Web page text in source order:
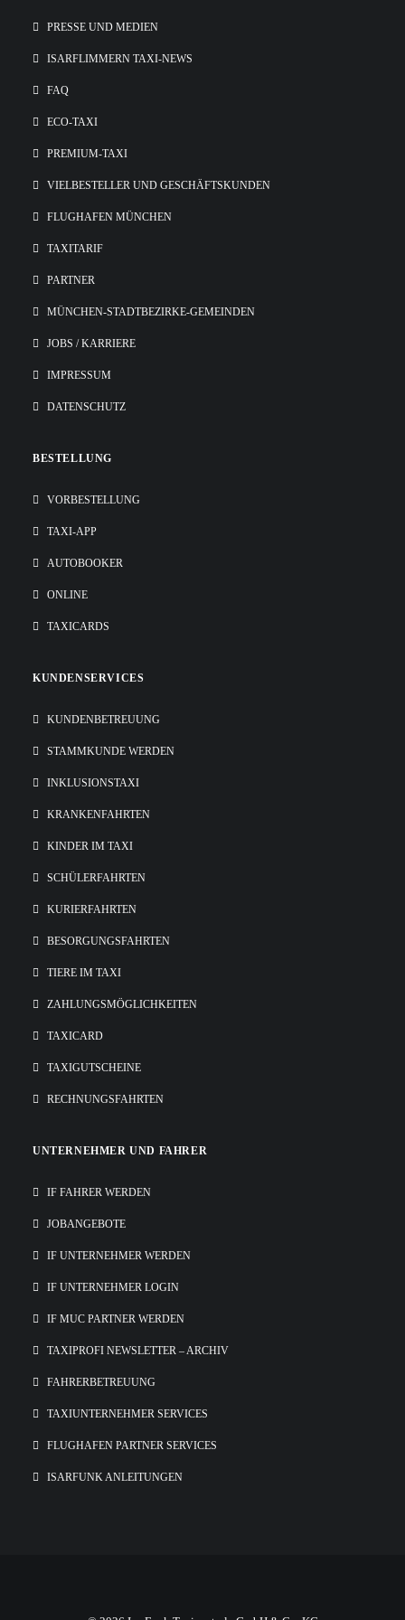
PRESSE UND MEDIEN
ISARFLIMMERN TAXI-NEWS
FAQ
ECO-TAXI
PREMIUM-TAXI
VIELBESTELLER UND GESCHÄFTSKUNDEN
FLUGHAFEN MÜNCHEN
TAXITARIF
PARTNER
MÜNCHEN-STADTBEZIRKE-GEMEINDEN
JOBS / KARRIERE
IMPRESSUM
DATENSCHUTZ
BESTELLUNG
VORBESTELLUNG
TAXI-APP
AUTOBOOKER
ONLINE
TAXICARDS
KUNDENSERVICES
KUNDENBETREUUNG
STAMMKUNDE WERDEN
INKLUSIONSTAXI
KRANKENFAHRTEN
KINDER IM TAXI
SCHÜLERFAHRTEN
KURIERFAHRTEN
BESORGUNGSFAHRTEN
TIERE IM TAXI
ZAHLUNGSMÖGLICHKEITEN
TAXICARD
TAXIGUTSCHEINE
RECHNUNGSFAHRTEN
UNTERNEHMER UND FAHRER
IF FAHRER WERDEN
JOBANGEBOTE
IF UNTERNEHMER WERDEN
IF UNTERNEHMER LOGIN
IF MUC PARTNER WERDEN
TAXIPROFI NEWSLETTER – ARCHIV
FAHRERBETREUUNG
TAXIUNTERNEHMER SERVICES
FLUGHAFEN PARTNER SERVICES
ISARFUNK ANLEITUNGEN